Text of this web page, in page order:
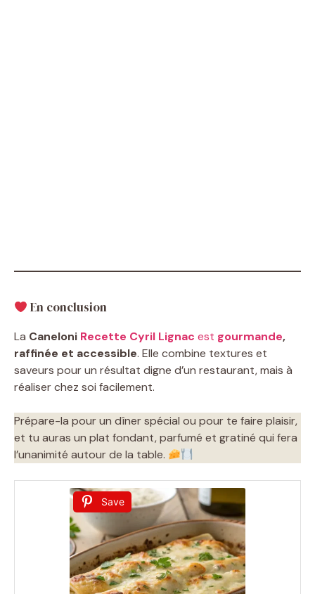
En conclusion
La Caneloni Recette Cyril Lignac est gourmande,
raffinée et accessible. Elle combine textures et
saveurs pour un résultat digne d’un restaurant, mais à
réaliser chez soi facilement.
Prépare-la pour un dîner spécial ou pour te faire plaisir,
et tu auras un plat fondant, parfumé et gratiné qui fera
l’unanimité autour de la table.
Save